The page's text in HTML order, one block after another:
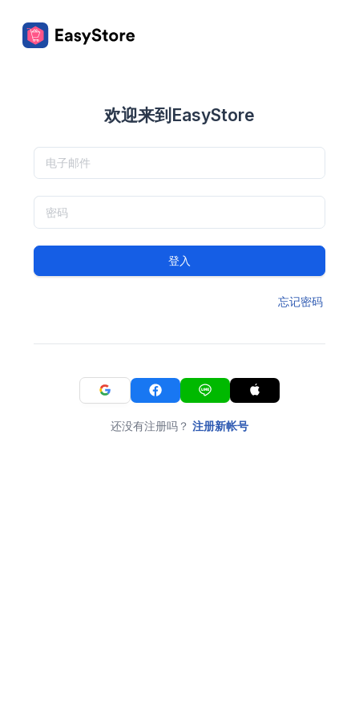
欢迎来到EasyStore
登入
忘记密码
还没有注册吗？ 注册新帐号